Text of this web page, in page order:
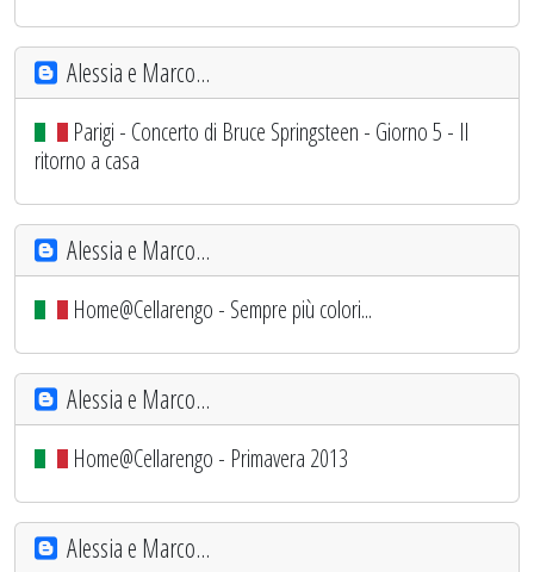
Alessia e Marco...
Parigi - Concerto di Bruce Springsteen - Giorno 5 - Il
ritorno a casa
Alessia e Marco...
Home@Cellarengo - Sempre più colori...
Alessia e Marco...
Home@Cellarengo - Primavera 2013
Alessia e Marco...